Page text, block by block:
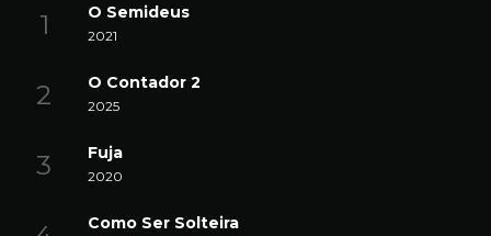
O Semideus
2021
O Contador 2
2025
Fuja
2020
Como Ser Solteira